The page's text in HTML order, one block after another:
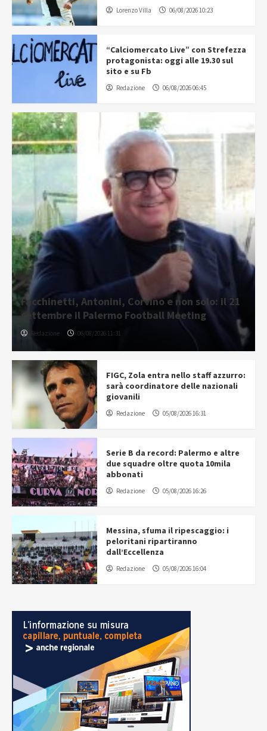
Lorenzo Villa 06/08/2026 10:23
“Calciomercato Live” con Strefezza
protagonista: oggi alle 19.30 sul
sito e su Fb
Redazione 06/08/2026 06:45
Facchinetti, Antonini, Corvino e non solo: il 21
settembre il Palermo Football Meeting
Redazione 06/08/2026 11:31
FIGC, Zola entra nello staff azzurro:
sarà coordinatore delle nazionali
giovanili
Redazione 05/08/2026 16:31
Serie B da record: Palermo e altre
due squadre oltre quota 10mila
abbonati
Redazione 05/08/2026 16:26
Messina, sfuma il ripescaggio: i
peloritani ripartiranno
dall’Eccellenza
Redazione 05/08/2026 16:04